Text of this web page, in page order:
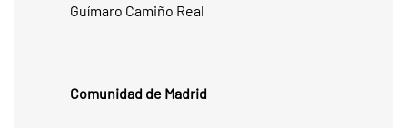
Guímaro Camiño Real
Comunidad de Madrid